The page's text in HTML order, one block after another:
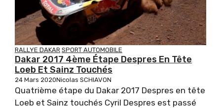
RALLYE DAKAR SPORT AUTOMOBILE
Dakar 2017 4ème Étape Despres En Tête
Loeb Et Sainz Touchés
24 Mars 2020Nicolas SCHIAVON
Quatrième étape du Dakar 2017 Despres en tête
Loeb et Sainz touchés Cyril Despres est passé